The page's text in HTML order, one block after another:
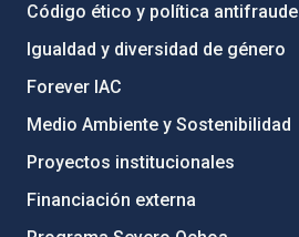
Código ético y política antifraude
Igualdad y diversidad de género
Forever IAC
Medio Ambiente y Sostenibilidad
Proyectos institucionales
Financiación externa